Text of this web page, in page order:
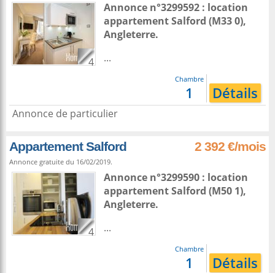
4
Annonce n°3299592 : location
appartementSalford (M33 0),
Angleterre.
...
Chambre
1 Détails
Annonce de particulier
Appartement Salford 2 392 €/mois
Annonce gratuite du 16/02/2019.
4
Annonce n°3299590 : location
appartementSalford (M50 1),
Angleterre.
...
Chambre
1 Détails